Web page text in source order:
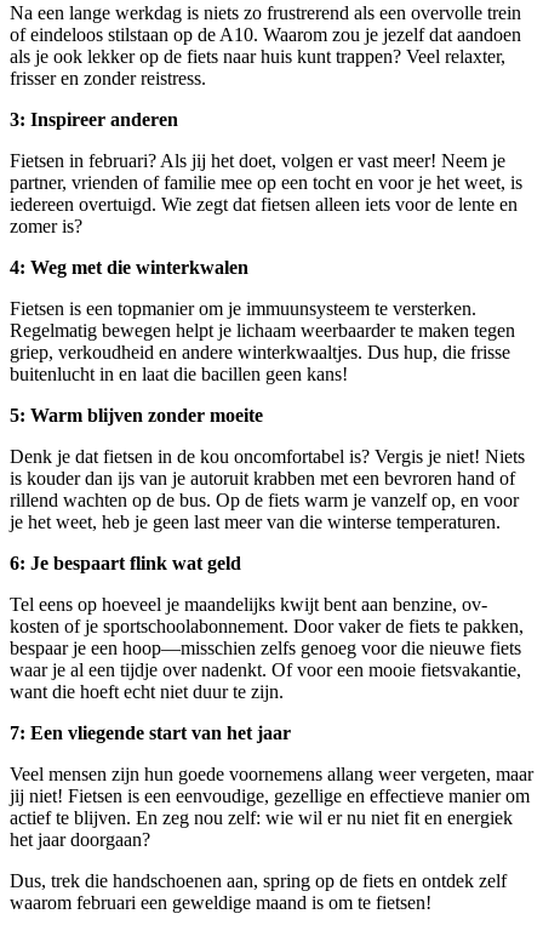
Na een lange werkdag is niets zo frustrerend als een overvolle trein
of eindeloos stilstaan op de A10. Waarom zou je jezelf dat aandoen
als je ook lekker op de fiets naar huis kunt trappen? Veel relaxter,
frisser en zonder reistress.
3: Inspireer anderen
Fietsen in februari? Als jij het doet, volgen er vast meer! Neem je
partner, vrienden of familie mee op een tocht en voor je het weet, is
iedereen overtuigd. Wie zegt dat fietsen alleen iets voor de lente en
zomer is?
4: Weg met die winterkwalen
Fietsen is een topmanier om je immuunsysteem te versterken.
Regelmatig bewegen helpt je lichaam weerbaarder te maken tegen
griep, verkoudheid en andere winterkwaaltjes. Dus hup, die frisse
buitenlucht in en laat die bacillen geen kans!
5: Warm blijven zonder moeite
Denk je dat fietsen in de kou oncomfortabel is? Vergis je niet! Niets
is kouder dan ijs van je autoruit krabben met een bevroren hand of
rillend wachten op de bus. Op de fiets warm je vanzelf op, en voor
je het weet, heb je geen last meer van die winterse temperaturen.
6: Je bespaart flink wat geld
Tel eens op hoeveel je maandelijks kwijt bent aan benzine, ov-
kosten of je sportschoolabonnement. Door vaker de fiets te pakken,
bespaar je een hoop—misschien zelfs genoeg voor die nieuwe fiets
waar je al een tijdje over nadenkt. Of voor een mooie fietsvakantie,
want die hoeft echt niet duur te zijn.
7: Een vliegende start van het jaar
Veel mensen zijn hun goede voornemens allang weer vergeten, maar
jij niet! Fietsen is een eenvoudige, gezellige en effectieve manier om
actief te blijven. En zeg nou zelf: wie wil er nu niet fit en energiek
het jaar doorgaan?
Dus, trek die handschoenen aan, spring op de fiets en ontdek zelf
waarom februari een geweldige maand is om te fietsen!